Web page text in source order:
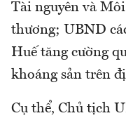
Tài nguyên và
thương; UBND
Huế tăng cường
khoáng sản trên
Cụ thể, Chủ tịch